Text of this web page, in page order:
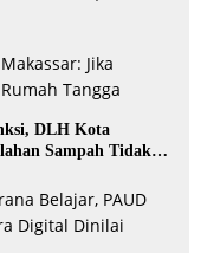
DLH Kota
Sampah Tidak